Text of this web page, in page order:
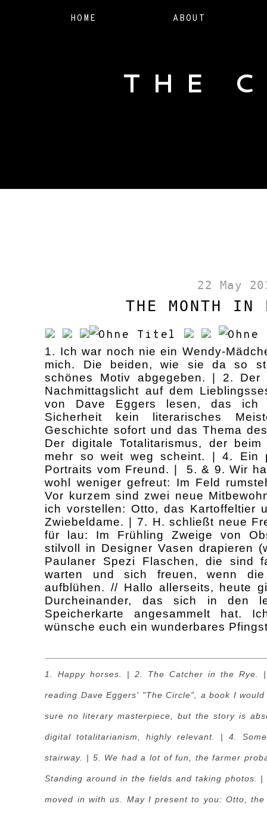
HOME ABOUT
THE
22 May
THE MONTH IN
1. Ich war noch nie ein Wendy-
mich. Die beiden, wie sie da so
schönes Motiv abgegeben. | 2.
Nachmittagslicht auf dem
von Dave Eggers lesen, das ich
Sicherheit kein literarisches
Geschichte sofort und das Thema
Der digitale Totalitarismus, der
mehr so weit weg scheint. | 4. Ein
Portraits vom Freund. | 5. & 9. Wir
wohl weniger gefreut: Im Feld
Vor kurzem sind zwei neue
ich vorstellen: Otto, das Kartoffeltier
Zwiebeldame. | 7. H. schließt neue
für lau: Im Frühling Zweige von
stilvoll in Designer Vasen drapieren
Paulaner Spezi Flaschen, die sind
warten und sich freuen, wenn die
aufblühen. // Hallo allerseits, heute
Durcheinander, das sich in den
Speicherkarte angesammelt hat.
wünsche euch ein wunderbares
1. Happy horses. | 2. The Catcher in the Rye.
reading Dave Eggers' "The Circle", a book I
sure no literary masterpiece, but the story is
digital totalitarianism, highly relevant. | 4.
stairway. | 5. We had a lot of fun, the farmer
Standing around in the fields and taking photos.
moved in with us. May I present to you: Otto,